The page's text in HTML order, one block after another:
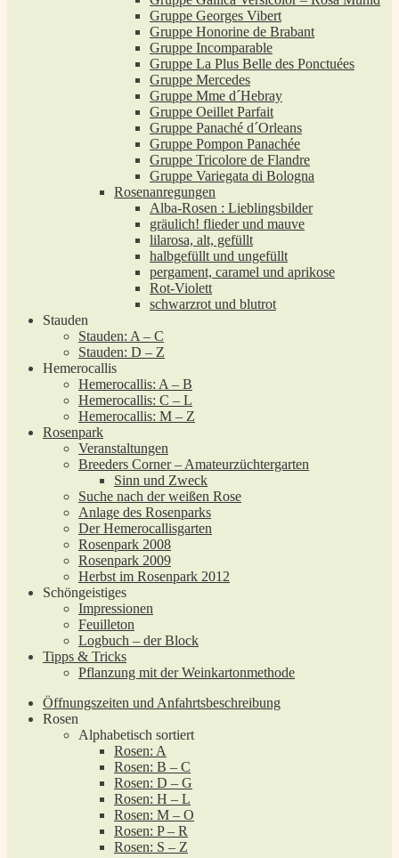
Gruppe Georges Vibert
Gruppe Honorine de Brabant
Gruppe Incomparable
Gruppe La Plus Belle des Ponctuées
Gruppe Mercedes
Gruppe Mme d´Hebray
Gruppe Oeillet Parfait
Gruppe Panaché d´Orleans
Gruppe Pompon Panachée
Gruppe Tricolore de Flandre
Gruppe Variegata di Bologna
Rosenanregungen
Alba-Rosen : Lieblingsbilder
gräulich! flieder und mauve
lilarosa, alt, gefüllt
halbgefüllt und ungefüllt
pergament, caramel und aprikose
Rot-Violett
schwarzrot und blutrot
Stauden
Stauden: A – C
Stauden: D – Z
Hemerocallis
Hemerocallis: A – B
Hemerocallis: C – L
Hemerocallis: M – Z
Rosenpark
Veranstaltungen
Breeders Corner – Amateurzüchtergarten
Sinn und Zweck
Suche nach der weißen Rose
Anlage des Rosenparks
Der Hemerocallisgarten
Rosenpark 2008
Rosenpark 2009
Herbst im Rosenpark 2012
Schöngeistiges
Impressionen
Feuilleton
Logbuch – der Block
Tipps & Tricks
Pflanzung mit der Weinkartonmethode
Öffnungszeiten und Anfahrtsbeschreibung
Rosen
Alphabetisch sortiert
Rosen: A
Rosen: B – C
Rosen: D – G
Rosen: H – L
Rosen: M – O
Rosen: P – R
Rosen: S – Z